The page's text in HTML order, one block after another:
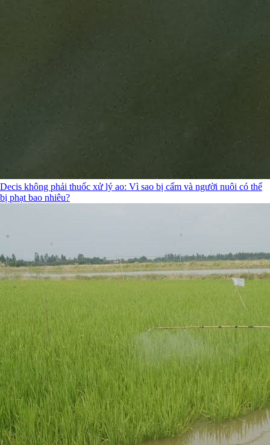
Decis không phải thuốc xử lý ao: Vì sao bị cấm và người nuôi có thể
bị phạt bao nhiêu?